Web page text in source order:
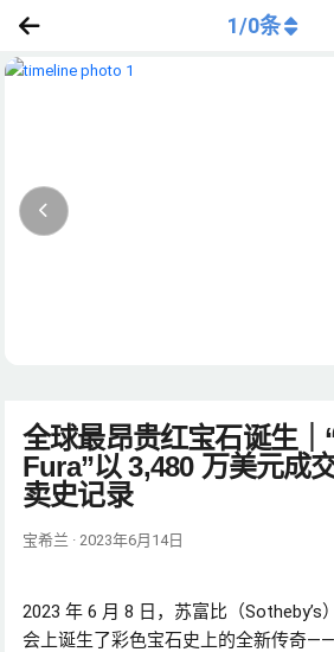
全球最昂贵红宝石诞生｜
Fura”以 3,480 万美元成
卖史记录
宝希兰 · 2023年6月14日
2023 年 6 月 8 日，苏富比（Sotheby’s
会上诞生了彩色宝石史上的全新传奇——
1/0条